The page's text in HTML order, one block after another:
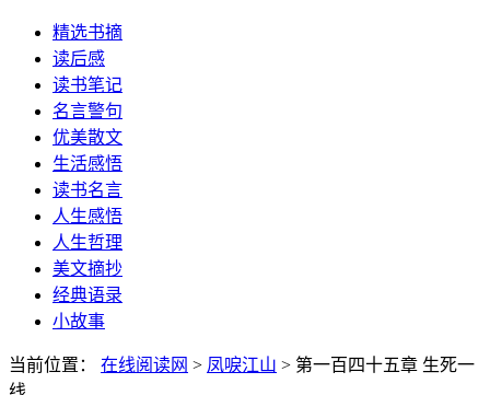
精选书摘
读后感
读书笔记
名言警句
优美散文
生活感悟
读书名言
人生感悟
人生哲理
美文摘抄
经典语录
小故事
当前位置： 在线阅读网 > 凤唳江山 > 第一百四十五章 生死一
线